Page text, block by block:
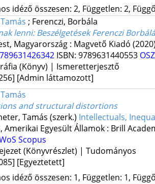
idéző összesen: 2, Független: 2,
; Ferenczi, Borbála
lenni: Beszélgetések Ferenczi
Magyarország : Magvető Kiadó
ISBN: 9789631440553
(Könyv) | Ismeretterjesztő
[Admin láttamozott]
and structural distortions
Tamás (szerk.) Intellectuals,
Amerikai Egyesült Államok : Brill
Scopus
(Könyvrészlet) | Tudományos
[Egyeztetett]
idéző összesen: 1, Független: 1,